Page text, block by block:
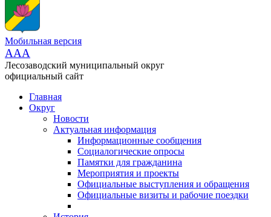
Мобильная версия
AAA
Лесозаводский муниципальный округ
официальный сайт
Главная
Округ
Новости
Актуальная информация
Информационные сообщения
Социалогические опросы
Памятки для гражданина
Мероприятия и проекты
Официальные выступления и обращения
Официальные визиты и рабочие поездки